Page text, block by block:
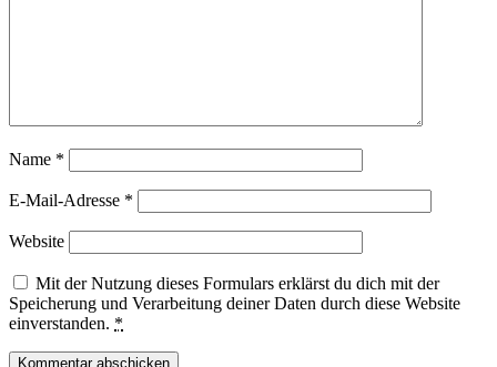
Name *
E-Mail-Adresse *
Website
Mit der Nutzung dieses Formulars erklärst du dich mit der
Speicherung und Verarbeitung deiner Daten durch diese Website
einverstanden. *